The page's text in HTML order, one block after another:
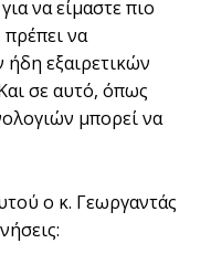
να είμαστε πιο
να
εξαιρετικών
σε αυτό, όπως
μπορεί να
ο κ. Γεωργαντάς